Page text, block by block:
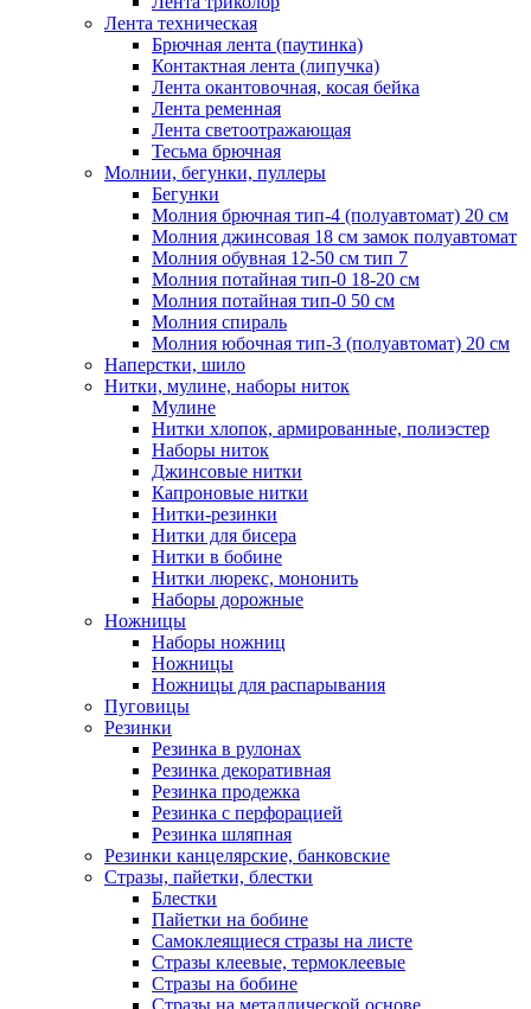
Лента техническая
Брючная лента (паутинка)
Контактная лента (липучка)
Лента окантовочная, косая бейка
Лента ременная
Лента светоотражающая
Тесьма брючная
Молнии, бегунки, пуллеры
Бегунки
Молния брючная тип-4 (полуавтомат) 20 см
Молния джинсовая 18 см замок полуавтомат
Молния обувная 12-50 см тип 7
Молния потайная тип-0 18-20 см
Молния потайная тип-0 50 см
Молния спираль
Молния юбочная тип-3 (полуавтомат) 20 см
Наперстки, шило
Нитки, мулине, наборы ниток
Мулине
Нитки хлопок, армированные, полиэстер
Наборы ниток
Джинсовые нитки
Капроновые нитки
Нитки-резинки
Нитки для бисера
Нитки в бобине
Нитки люрекс, мононить
Наборы дорожные
Ножницы
Наборы ножниц
Ножницы
Ножницы для распарывания
Пуговицы
Резинки
Резинка в рулонах
Резинка декоративная
Резинка продежка
Резинка с перфорацией
Резинка шляпная
Резинки канцелярские, банковские
Стразы, пайетки, блестки
Блестки
Пайетки на бобине
Самоклеящиеся стразы на листе
Стразы клеевые, термоклеевые
Стразы на бобине
Стразы на металлической основе